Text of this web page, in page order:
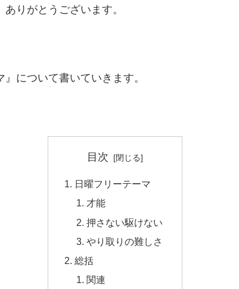
りがとうございます。
について書いていきます。
目次
日曜フリーテーマ
才能
押さない駆けない
やり取りの難しさ
総括
関連